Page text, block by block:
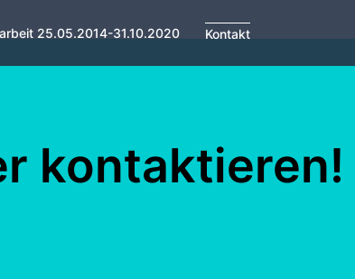
25.05.2014-31.10.2020 Kontakt
kontaktieren!